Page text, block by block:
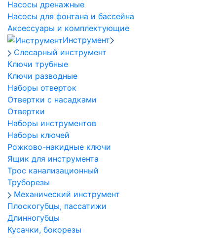
Насосы дренажные
Насосы для фонтана и бассейна
Аксессуары и комплектующие
Инструмент
Слесарный инструмент
Ключи трубные
Ключи разводные
Наборы отверток
Отвертки с насадками
Отвертки
Наборы инструментов
Наборы ключей
Рожково-накидные ключи
Ящик для инструмента
Трос канализационный
Труборезы
Механический инструмент
Плоскогубцы, пассатижи
Длинногубцы
Кусачки, бокорезы